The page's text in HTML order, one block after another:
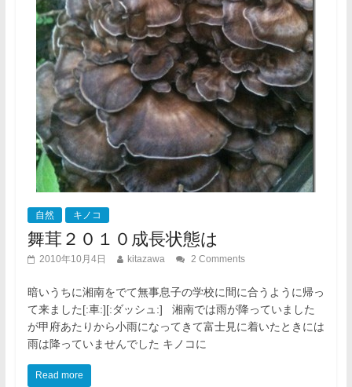
自然 キノコ
舞茸２０１０成長状態は
2010年10月4日 kitazawa 2 Comments
暗いうちに湘南をでて無事息子の学校に間に合うように帰っ
て来ました[:車:][:ダッシュ:] 湘南では雨が降っていました
が甲府あたりから小雨になってきて富士見に着いたときには
雨は降っていませんでした キノコに
Read more